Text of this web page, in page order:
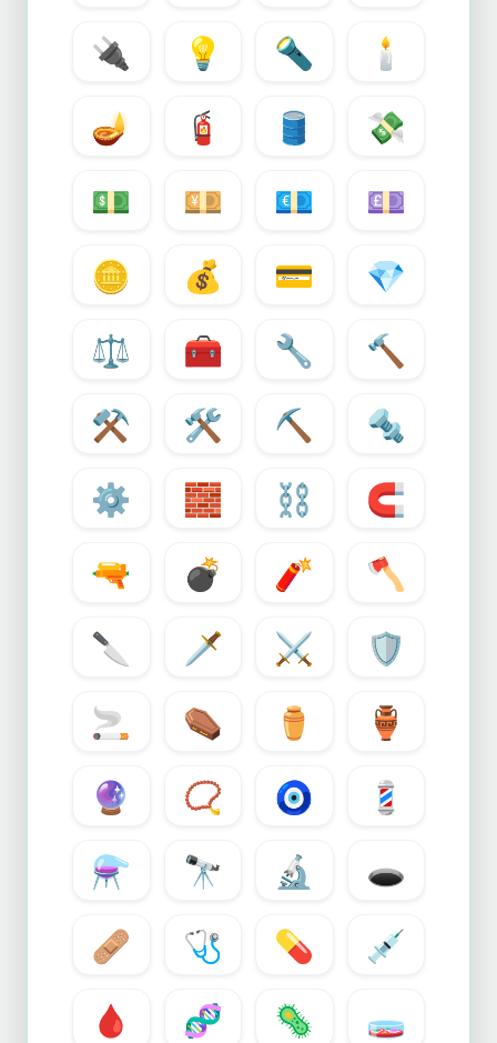
🔌
💡 🔦
🕯️
🪔
🧯 🛢️
💸
💵
💴 💶
💷
🪙
💰 💳
💎
⚖️
🧰 🔧
🔨
⚒️
🛠️ ⛏️
🔩
⚙️
🧱 ⛓️
🧲
🔫
💣 🧨
🪓
🔪
🗡️ ⚔️
🛡️
🚬
⚰️ ⚱️
🏺
🔮
📿 🧿
💈
⚗️
🔭 🔬
🕳️
🩹
🩺 💊
💉
🩸
🧬 🦠
🧫